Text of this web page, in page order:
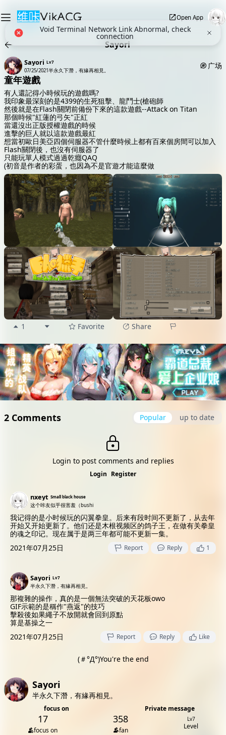
Open App
Sayori
Sayori Lv7
07/25/2021半永久下潛，有緣再相見。 广场
童年遊戲
有人還記得小時候玩的遊戲嗎?
我印象最深刻的是4399的生死狙擊、龍鬥士(槍砲師
然後就是在Flash關閉前備份下來的這款遊戲--Attack on Titan
那個時候"紅蓮的弓矢"正紅
當還沒出正版授權遊戲的時候
進擊的巨人就以這款遊戲最紅
想當初歐日美亞四個伺服器不管什麼時候上都有百來個房間可以加入
Flash關閉後，也沒有伺服器了
只能玩單人模式過過乾癮QAQ
(初音是作者的彩蛋，也因為不是官遊才能這麼做
1 Favorite Share
2 Comments Popular up to date
Login to post comments and replies
Login Register
nxeyt Small black house
这个咔友似乎很害羞（bushi
我记得的是小时候玩的闪翼拳皇。后来有段时间不更新了，从去年
开始又开始更新了。他们还是木根视频区的鸽子王，在做有关拳皇
的魂之印记。现在属于是两三年都可能不更新一集。
2021年07月25日
Report Reply 1
Sayori Lv7
半永久下潛，有緣再相見。
那複雜的操作，真的是一個無法突破的天花板owo
GIF示範的是稱作"燕返"的技巧
擊殺後如果繩子不放開就會回到原點
算是基操之一
2021年07月25日
Report Reply Like
(＃°Д°)You're the end
Sayori
半永久下潛，有緣再相見。
focus on Private message
17
focus on
358
fan
Lv7
Level
Void Terminal Network Link Abnormal, check
connection